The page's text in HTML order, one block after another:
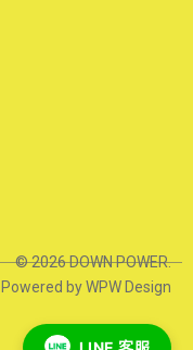
© 2026 DOWN POWER.
Powered by WPW Design